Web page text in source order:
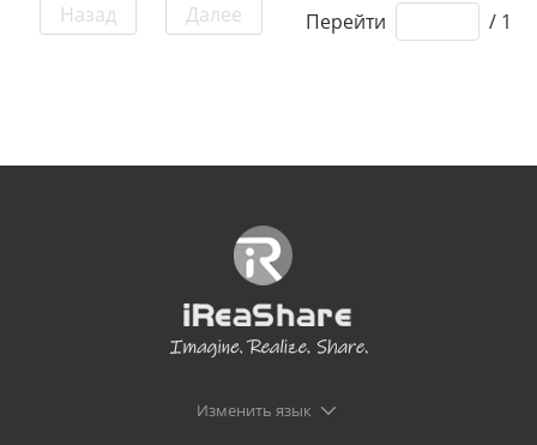
Назад
Далее
Перейти / 1
Изменить язык